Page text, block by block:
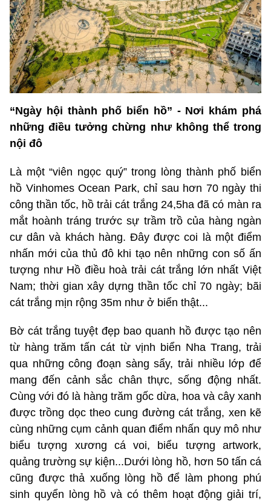
“Ngày hội thành phố biển hồ” - Nơi khám phá
những điều tưởng chừng như không thể trong
nội đô
Là một “viên ngọc quý” trong lòng thành phố biển
hồ Vinhomes Ocean Park, chỉ sau hơn 70 ngày thi
công thần tốc, hồ trải cát trắng 24,5ha đã có màn ra
mắt hoành tráng trước sự trầm trồ của hàng ngàn
cư dân và khách hàng. Đây được coi là một điểm
nhấn mới của thủ đô khi tạo nên những con số ấn
tượng như Hồ điều hoà trải cát trắng lớn nhất Việt
Nam; thời gian xây dựng thần tốc chỉ 70 ngày; bãi
cát trắng mịn rộng 35m như ở biển thật...
Bờ cát trắng tuyệt đẹp bao quanh hồ được tạo nên
từ hàng trăm tấn cát từ vịnh biển Nha Trang, trải
qua những công đoạn sàng sẩy, trải nhiều lớp để
mang đến cảnh sắc chân thực, sống động nhất.
Cùng với đó là hàng trăm gốc dừa, hoa và cây xanh
được trồng dọc theo cung đường cát trắng, xen kẽ
cùng những cụm cảnh quan điểm nhấn quy mô như
biểu tượng xương cá voi, biểu tượng artwork,
quảng trường sự kiện...Dưới lòng hồ, hơn 50 tấn cá
cũng được thả xuống lòng hồ để làm phong phú
sinh quyển lòng hồ và có thêm hoạt động giải trí,